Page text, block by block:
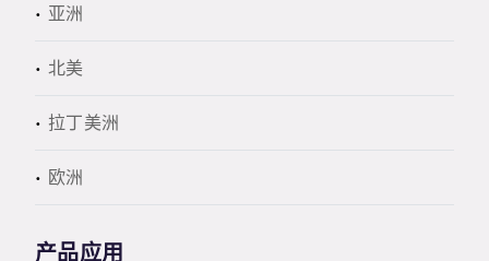
亚洲
北美
拉丁美洲
欧洲
产品应用